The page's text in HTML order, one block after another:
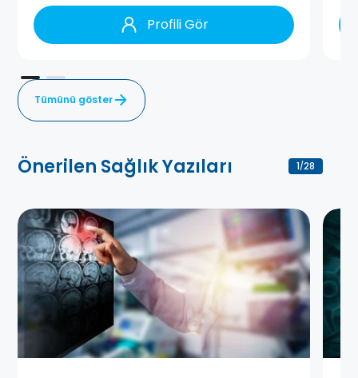
Profili Gör
Tümünü göster
Önerilen Sağlık Yazıları 1/28